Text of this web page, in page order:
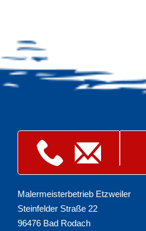
Malermeisterbetrieb Etzweiler
Steinfelder Straße 22
96476 Bad Rodach